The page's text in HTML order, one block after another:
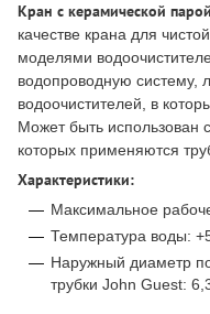
Кран с керамической парой
качестве крана для
моделями
водопроводную систему,
водоочистителей, в
Может быть использован
которых применяются
Характеристики:
Максимальное
Температура воды:
Наружный диаметр
трубки John Guest: